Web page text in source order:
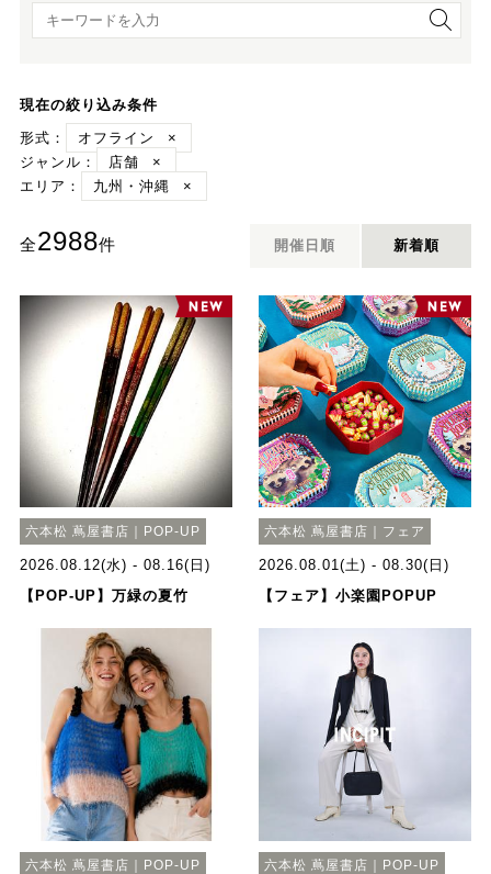
キーワード検索
現在の絞り込み条件
形式：
オフライン
×
ジャンル：
店舗
×
エリア：
九州・沖縄 ×
全2988件 開催日順 新着順
六本松 蔦屋書店｜POP-UP
2026.08.12(水) - 08.16(日)
【POP-UP】万緑の夏竹
六本松 蔦屋書店｜フェア
2026.08.01(土) - 08.30(日)
【フェア】小楽園POPUP
六本松 蔦屋書店｜POP-UP 六本松 蔦屋書店｜POP-UP